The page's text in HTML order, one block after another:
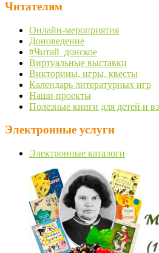
Читателям
Онлайн-мероприятия
Доноведение
#Читай_донское
Виртуальные выставки
Викторины, игры, квесты
Календарь литературных игр
Наши проекты
Полезные книги для детей и
Электронные услуги
Электронные каталоги